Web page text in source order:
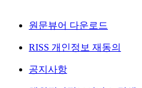
원문뷰어 다운로드
RISS 개인정보 재동의
공지사항